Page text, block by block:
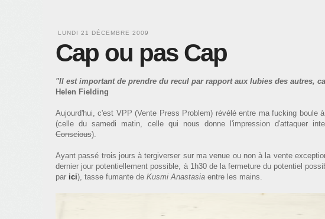
LUNDI 21 DÉCEMBRE 2009
Cap ou pas Cap
"Il est important de prendre du recul par rapport aux lubies des autres,
Helen Fielding
Aujourd'hui, c'est VPP (Vente Press Problem) révélé entre ma fucking boule
(celle du samedi matin, celle qui nous donne l'impression d'attaquer
Conscious).
Ayant passé trois jours à tergiverser sur ma venue ou non à la vente
dernier jour potentiellement possible, à 1h30 de la fermeture du potentiel
par ici), tasse fumante de Kusmi Anastasia entre les mains.